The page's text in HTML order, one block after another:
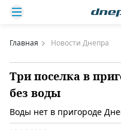
Главная Новости Днепра
Три поселка в
без воды
Воды нет в пригороде